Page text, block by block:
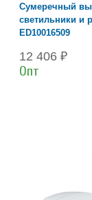
Сумеречный
светильники и
ED10016509
12 406 ₽
Опт